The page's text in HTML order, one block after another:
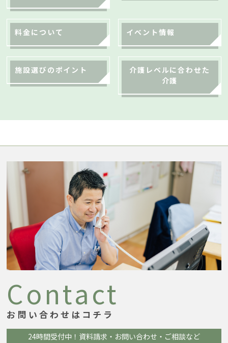
料金について イベント情報
施設選びのポイント
介護レベルに合わせた
介護
Contact
お問い合わせはコチラ
24時間受付中！ 資料請求・お問い合わせ・ご相談など